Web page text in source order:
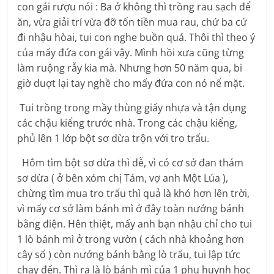
con gái rượu nói : Ba ở không thì trồng rau sạch để
ăn, vừa giải trí vừa đỡ tốn tiền mua rau, chứ ba cứ
đi nhậu hòai, tụi con nghe buồn quá. Thôi thì theo ý
của mấy đứa con gái vậy. Mình hồi xưa cũng từng
làm ruộng rẫy kia mà. Nhưng hơn 50 năm qua, bi
giờ duợt lại tay nghề cho mấy đứa con nó nể mặt.
Tui trồng trong mầy thùng giấy nhựa và tận dụng
các chậu kiểng trước nhà. Trong các chậu kiểng,
phủ lên 1 lớp bột sơ dừa trộn với tro trấu.
Hôm tìm bột sơ dừa thì dễ, vì có cơ sở đan thảm
sơ dừa ( ở bên xóm chị Tám, vợ anh Một Lúa ),
chừng tìm mua tro trấu thì quả là khó hơn lên trời,
vì mấy cơ sở làm bánh mì ở đây toàn nướng bánh
bằng điện. Hên thiệt, mấy anh bạn nhậu chỉ cho tui
1 lò bánh mì ở trong vườn ( cách nhà khoảng hơn
cây số ) còn nướng bánh bằng lò trấu, tui lập tức
chạy đến. Thì ra là lò bánh mì của 1 phụ huynh học